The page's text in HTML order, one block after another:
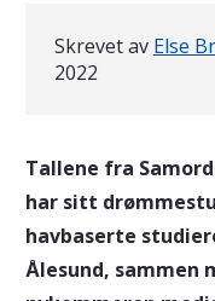
Skrevet av Else
2022
Tallene fra
har sitt
havbaserte
Ålesund,